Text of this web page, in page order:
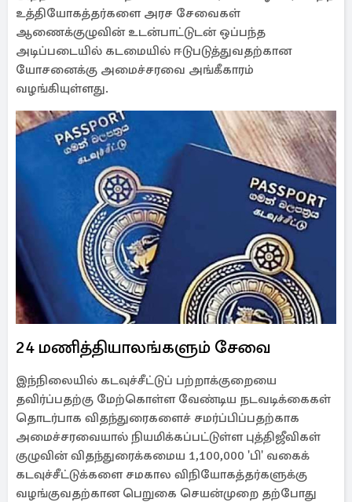
உத்தியோகத்தர்களை அரச சேவைகள்
ஆணைக்குழுவின் உடன்பாட்டுடன் ஒப்பந்த
அடிப்படையில் கடமையில் ஈடுபடுத்துவதற்கான
யோசனைக்கு அமைச்சரவை அங்கீகாரம்
வழங்கியுள்ளது.
24 மணித்தியாலங்களும் சேவை
இந்நிலையில் கடவுச்சீட்டுப் பற்றாக்குறையை
தவிர்ப்பதற்கு மேற்கொள்ள வேண்டிய நடவடிக்கைகள்
தொடர்பாக விதந்துரைகளைச் சமர்ப்பிப்பதற்காக
அமைச்சரவையால் நியமிக்கப்பட்டுள்ள புத்திஜீவிகள்
குழுவின் விதந்துரைக்கமைய 1,100,000 'பி' வகைக்
கடவுச்சீட்டுக்களை சமகால விநியோகத்தர்களுக்கு
வழங்குவதற்கான பெறுகை செயன்முறை தற்போது